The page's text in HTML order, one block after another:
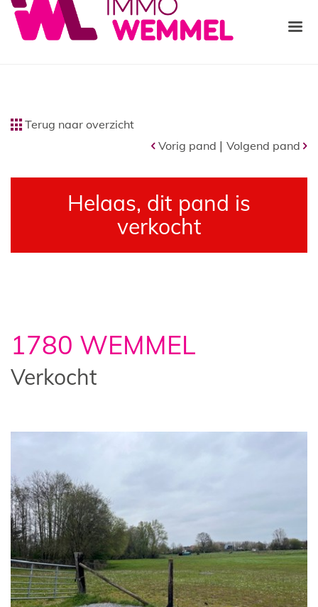
Terug naar overzicht
Vorig pand | Volgend pand
Helaas, dit pand is
verkocht
1780 WEMMEL
Verkocht